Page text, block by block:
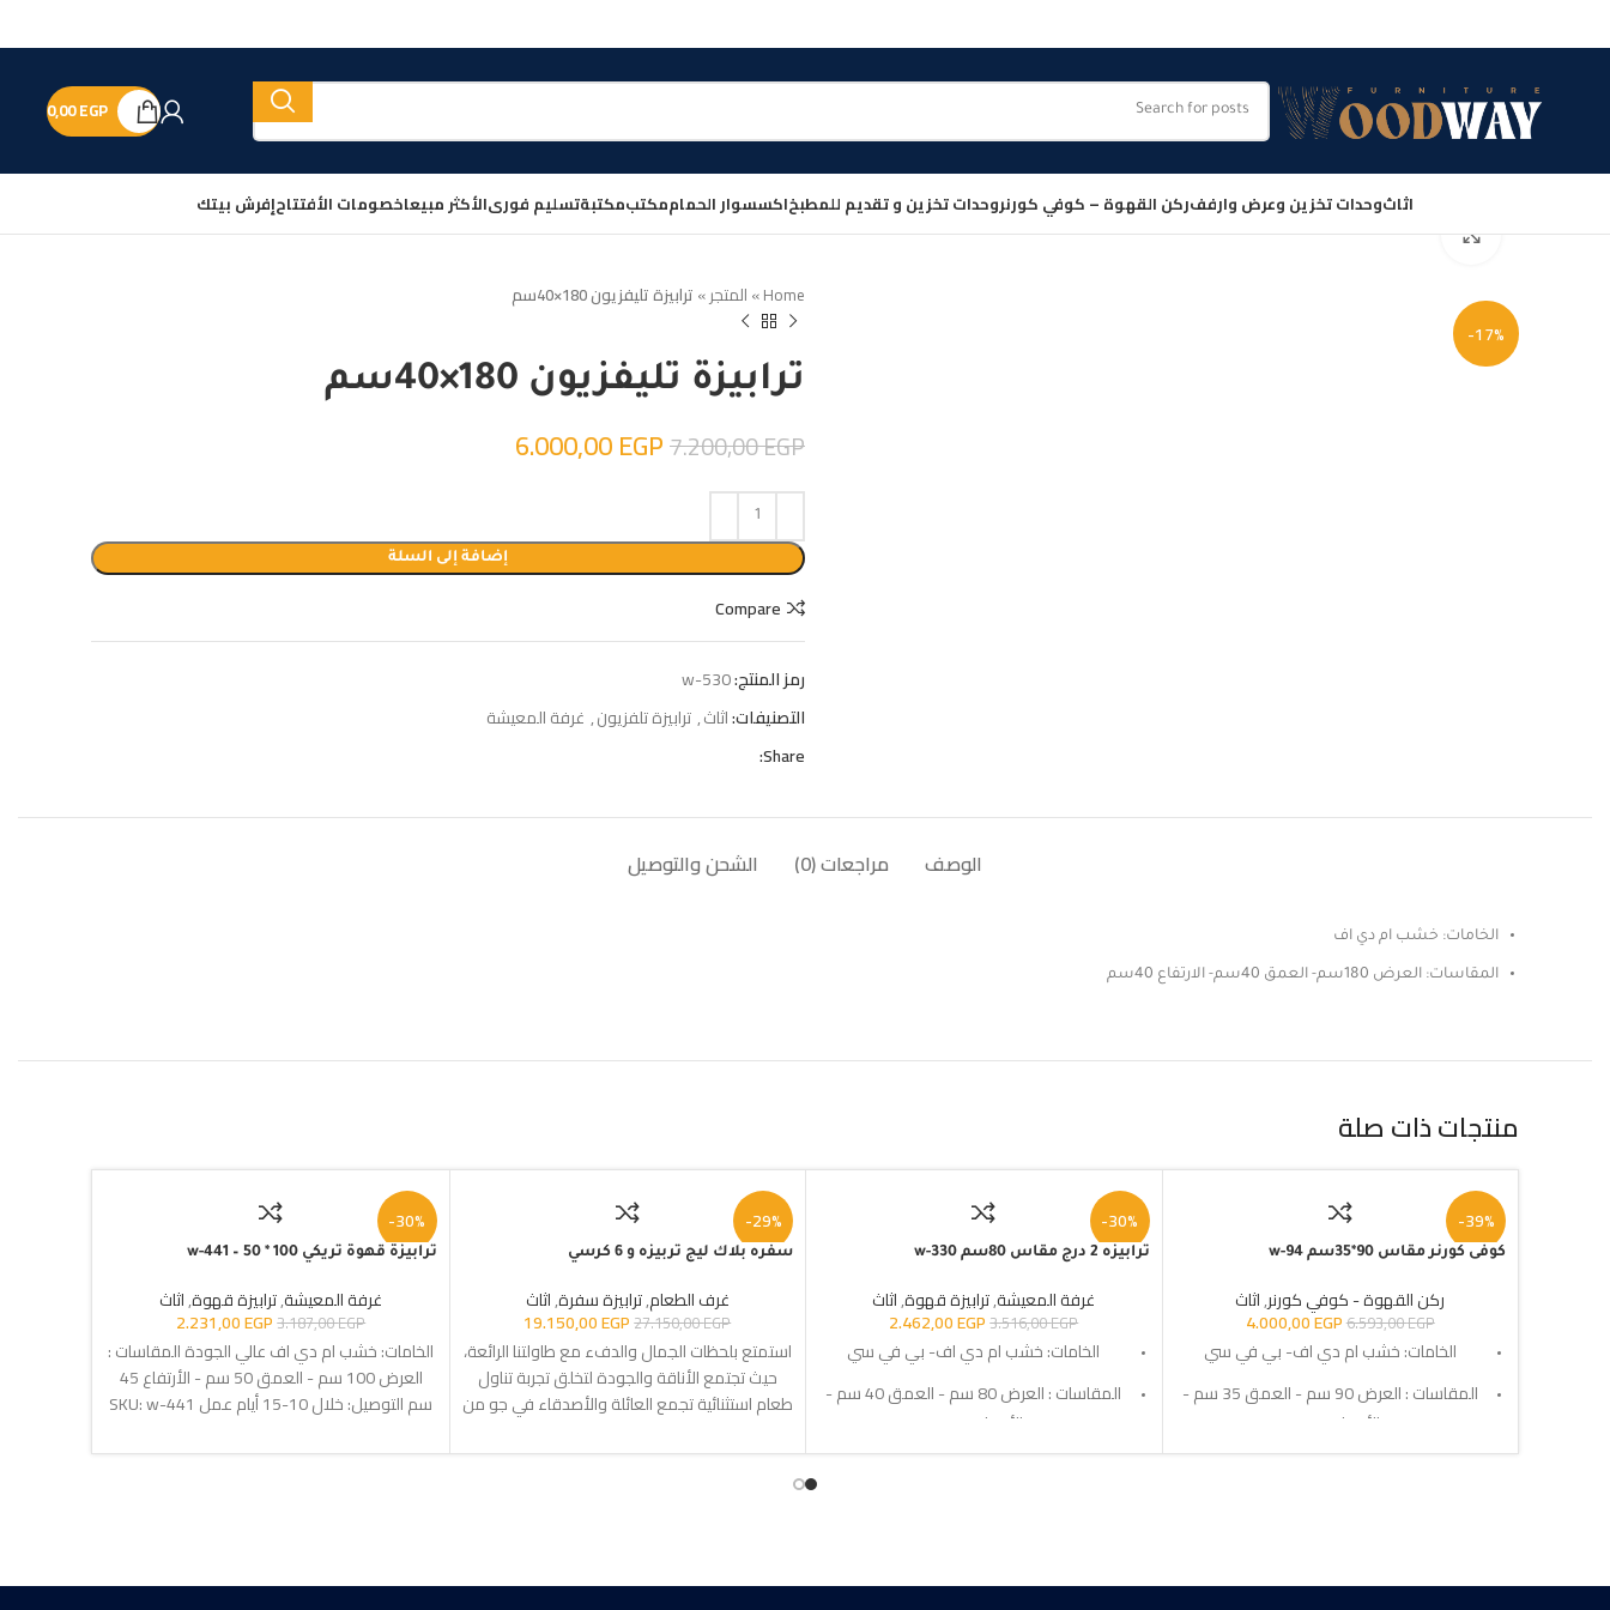
0,00EGP
اثاثوحدات تخزين وعرض وارففركن القهوة – كوفي كورنروحدات تخزين و تقديم للمطبخاكسسوار الحماممكتبمكتبةتسليم فورىالأكثر مبيعاخصومات الأفتتاحإفرش بيتك
-17%
Click to enlarge
Home
» المتجر» ترابيزة تليفزيون 180×40سم
ترابيزة تليفزيون 180×40سم
7.200,00EGP
6.000,00EGP
إضافة إلى السلة
Compare
رمز المنتج:w-530
التصنيفات:اثاث,ترابيزة تلفزيون, غرفة المعيشة
Share:
الوصف مراجعات (0) الشحن والتوصيل
الخامات: خشب ام دي اف
المقاسات: العرض 180سم- العمق 40سم- الارتفاع 40سم
منتجات ذات صلة
-39%
كوفى كورنر مقاس 90*35سم w-94
ركن القهوة - كوفي كورنر,اثاث
6.593,00EGP
4.000,00EGP
الخامات: خشب ام دي اف- بي في سي
المقاسات : العرض 90 سم - العمق 35 سم -
الأرتفاع 90 سم
التوصيل: خلال 10-15 أيام عمل
-30%
ترابيزه 2 درج مقاس 80سم w-330
غرفة المعيشة,ترابيزة قهوة,اثاث
3.516,00EGP
2.462,00EGP
الخامات: خشب ام دي اف- بي في سي
المقاسات : العرض 80 سم - العمق 40 سم -
الأرتفاع 85 سم
التوصيل: خلال 10-15 أيام عمل
-29%
سفره بلاك ليج تربيزه و 6 كرسي
غرف الطعام,ترابيزة سفرة,اثاث
27.150,00EGP
19.150,00EGP
استمتع بلحظات الجمال والدفء مع طاولتنا الرائعة،
حيث تجتمع الأناقة والجودة لتخلق تجربة تناول
طعام استثنائية تجمع العائلة والأصدقاء في جو من
زان خامة القماش: همر قطيفة المقاس:
-30%
ترابيزة قهوة تريكي 100 * 50 – w-441
غرفة المعيشة,ترابيزة قهوة,اثاث
3.187,00EGP
2.231,00EGP
الخامات: خشب ام دي اف عالي الجودة المقاسات :
العرض 100 سم - العمق 50 سم - الأرتفاع 45
سم التوصيل: خلال 10-15 أيام عمل SKU:
w-441